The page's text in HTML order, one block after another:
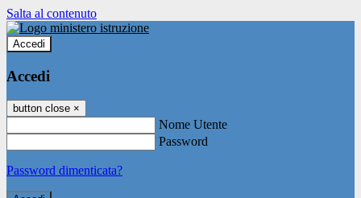
Salta al contenuto
Accedi
Accedi
button close ×
Nome Utente
Password
Password dimenticata?